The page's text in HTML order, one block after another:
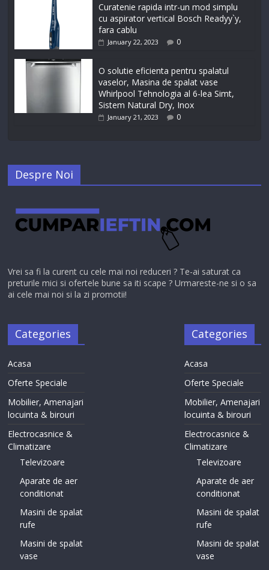
Curatenie rapida intr-un mod simplu
cu aspirator vertical Bosch Readyy`y,
fara cablu
January 22, 2023 0
O solutie eficienta pentru spalatul
vaselor, Masina de spalat vase
Whirlpool Tehnologia al 6-lea Simt,
Sistem Natural Dry, Inox
January 21, 2023 0
Despre Noi
Vrei sa fi la curent cu cele mai noi reduceri ? Te-ai saturat ca
preturile mici si ofertele bune sa iti scape ? Urmareste-ne si o sa
ai cele mai noi si la zi promotii!
Categories
Acasa
Oferte Speciale
Mobilier, Amenajari
locuinta & birouri
Electrocasnice &
Climatizare
Televizoare
Aparate de aer
conditionat
Masini de spalat
rufe
Masini de spalat
vase
Categories
Acasa
Oferte Speciale
Mobilier, Amenajari
locuinta & birouri
Electrocasnice &
Climatizare
Televizoare
Aparate de aer
conditionat
Masini de spalat
rufe
Masini de spalat
vase